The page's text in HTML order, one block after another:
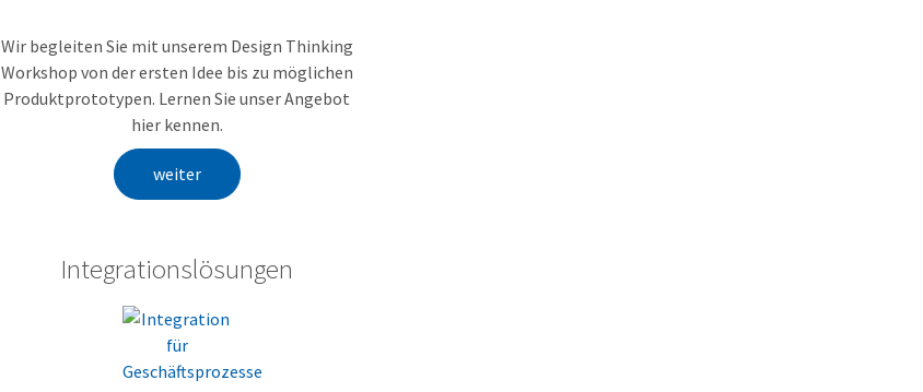
Wir begleiten Sie mit unserem Design Thinking
Workshop von der ersten Idee bis zu möglichen
Produktprototypen. Lernen Sie unser Angebot
hier kennen.
weiter
Integrationslösungen